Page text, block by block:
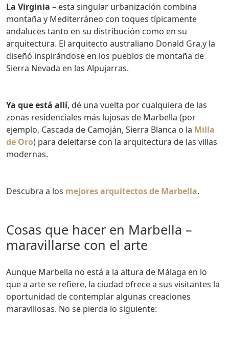
La Virginia – esta singular urbanización combina
montaña y Mediterráneo con toques típicamente
andaluces tanto en su distribución como en su
arquitectura. El arquitecto australiano Donald Gra,y la
diseñó inspirándose en los pueblos de montaña de
Sierra Nevada en las Alpujarras.
Ya que está allí, dé una vuelta por cualquiera de las
zonas residenciales más lujosas de Marbella (por
ejemplo, Cascada de Camoján, Sierra Blanca o la Milla
de Oro) para deleitarse con la arquitectura de las villas
modernas.
Descubra a los mejores arquitectos de Marbella.
Cosas que hacer en Marbella –
maravillarse con el arte
Aunque Marbella no está a la altura de Málaga en lo
que a arte se refiere, la ciudad ofrece a sus visitantes la
oportunidad de contemplar algunas creaciones
maravillosas. No se pierda lo siguiente: